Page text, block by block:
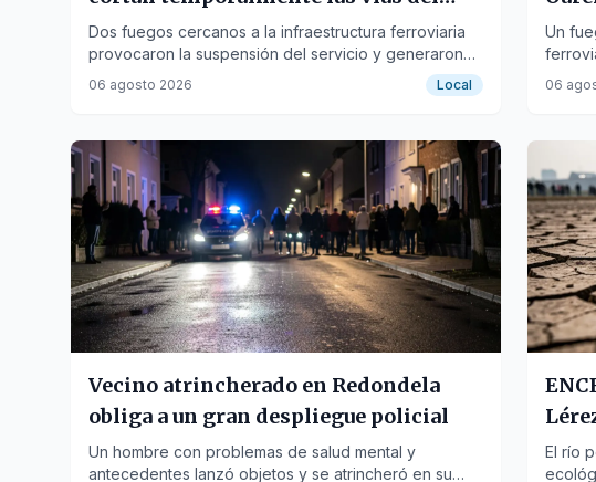
tren
Dos fuegos cercanos a la infraestructura ferroviaria
provocaron la suspensión del servicio y generaron
retrasos en ambas provincias gallegas.
06 agosto 2026 Local
Un
la
06
Vecino atrincherado en Redondela
obliga a un gran despliegue policial
Un hombre con problemas de salud mental y
antecedentes lanzó objetos y se atrincheró en su
El río